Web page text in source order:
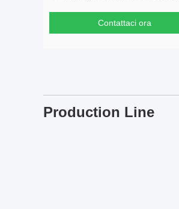
Contattaci ora
Production Line